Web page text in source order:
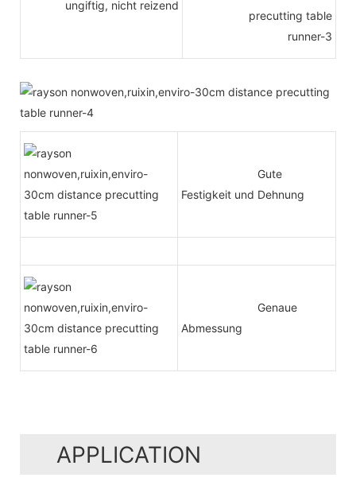
ungiftig, nicht reizend
Gute
Festigkeit und Dehnung
Genaue
Abmessung
APPLICATION